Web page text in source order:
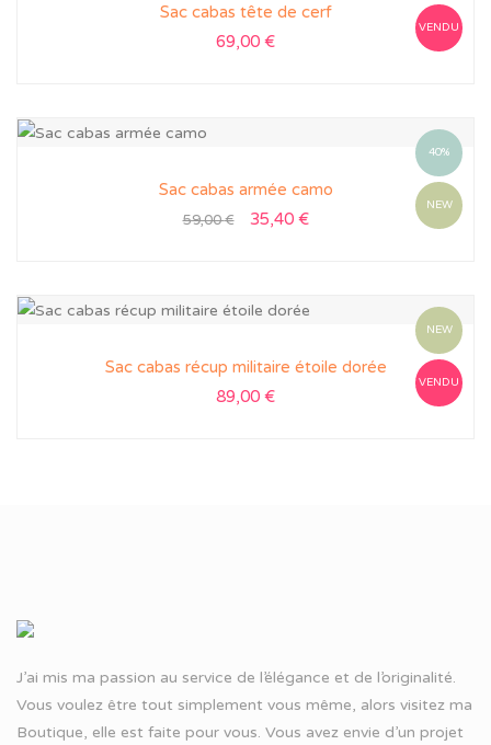
VENDU
Sac cabas tête de cerf
69,00 €
40%
NEW
Sac cabas armée camo
59,00€ 35,40 €
NEW
VENDU
Sac cabas récup militaire étoile dorée
89,00 €
J’ai mis ma passion au service de l’élégance et de l’originalité.
Vous voulez être tout simplement vous même, alors visitez ma
Boutique, elle est faite pour vous. Vous avez envie d’un projet